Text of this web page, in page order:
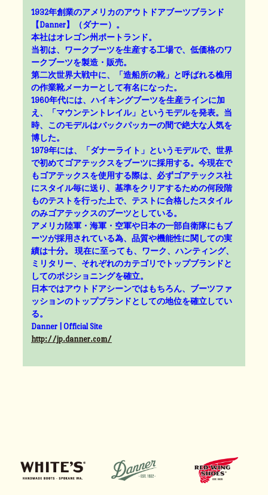
1932年創業のアメリカのアウトドアブーツブランド
【Danner】（ダナー）。
本社はオレゴン州ポートランド。
当初は、ワークブーツを生産する工場で、低価格のワ
ークブーツを製造・販売。
第二次世界大戦中に、「造船所の靴」と呼ばれる樵用
の作業靴メーカーとして有名になった。
1960年代には、ハイキングブーツを生産ラインに加
え、「マウンテントレイル」というモデルを発表。当
時、このモデルはバックパッカーの間で絶大な人気を
博した。
1979年には、「ダナーライト」というモデルで、世界
で初めてゴアテックスをブーツに採用する。今現在で
もゴアテックスを使用する際は、必ずゴアテックス社
にスタイル毎に送り、基準をクリアするための何段階
ものテストを行った上で、テストに合格したスタイル
のみゴアテックスのブーツとしている。
アメリカ陸軍・海軍・空軍や日本の一部自衛隊にもブ
ーツが採用されている為、品質や機能性に関しての実
績は十分。 現在に至っても、ワーク、ハンティング、
ミリタリー、それぞれのカテゴリでトップブランドと
してのポジショニングを確立。
日本ではアウトドアシーンではもちろん、ブーツファ
ッションのトップブランドとしての地位を確立してい
る。
Danner | Official Site
http://jp.danner.com/